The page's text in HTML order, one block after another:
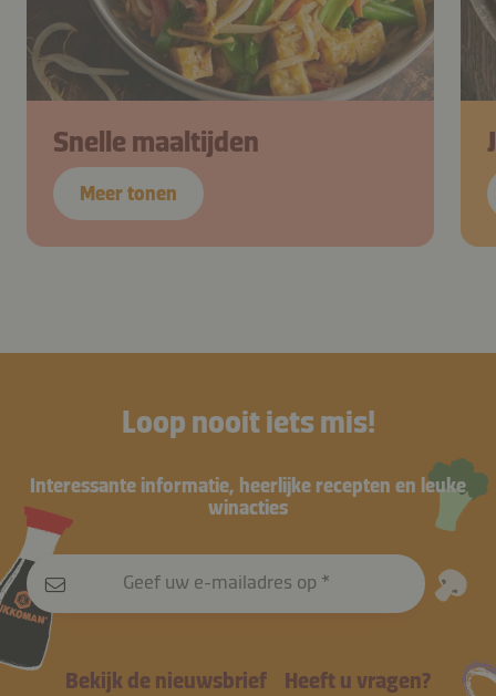
Snelle maaltijden
Meer tonen
Loop nooit iets mis!
Interessante informatie, heerlijke recepten en leuke
winacties
Geef uw e-mailadres op
Bekijk de nieuwsbrief Heeft u vragen?